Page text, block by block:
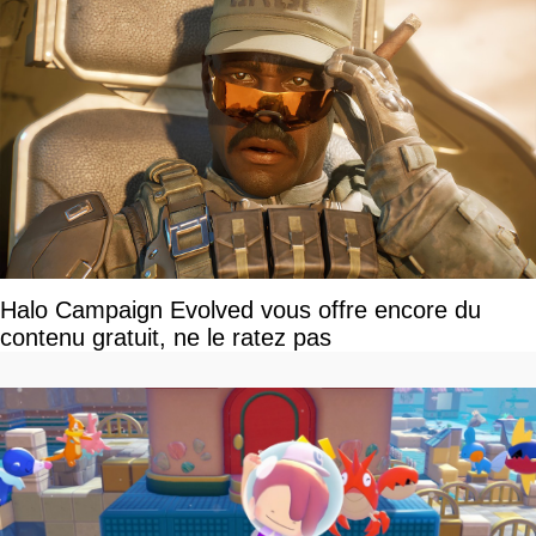
Halo Campaign Evolved vous offre encore du
contenu gratuit, ne le ratez pas